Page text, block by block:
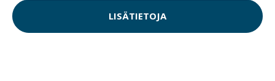
LISÄTIETOJA